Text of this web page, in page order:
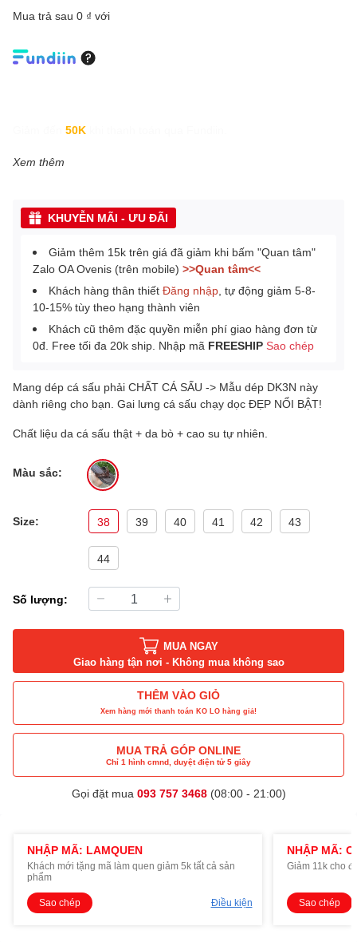
Mua trả sau 0 ₫ với
50K
Xem thêm
KHUYỄN MÃI - ƯU ĐÃI
Giảm thêm 15k trên giá đã giảm khi bấm "Quan tâm"
Zalo OA Ovenis (trên mobile) >>Quan tâm<<
Khách hàng thân thiết Đăng nhập , tự động giảm 5-8-
10-15% tùy theo hạng thành viên
Khách cũ thêm đặc quyền miễn phí giao hàng đơn từ
0đ. Free tối đa 20k ship. Nhập mã FREESHIP Sao chép
Mang dép cá sấu phải CHẤT CÁ SẤU -> Mẫu dép DK3N này
dành riêng cho bạn. Gai lưng cá sấu chạy dọc ĐẸP NỔI BẬT!
Chất liệu da cá sấu thật + da bò + cao su tự nhiên.
Màu sắc:
Size: 38 39 40 41 42 43
44
Số lượng:
MUA NGAY
Giao hàng tận nơi - Không mua không sao
THÊM VÀO GIỎ
Xem hàng mới thanh toán KO LO hàng giả!
MUA TRẢ GÓP ONLINE
Chỉ 1 hình cmnd, duyệt điện tử 5 giây
Gọi đặt mua 093 757 3468(08:00 - 21:00)
NHẬP MÃ: LAMQUEN
Khách mới tặng mã làm quen giảm 5k tất cả sản
phẩm
Sao chép Điều kiện
NHẬP MÃ:
Giảm 11k cho
Sao chép